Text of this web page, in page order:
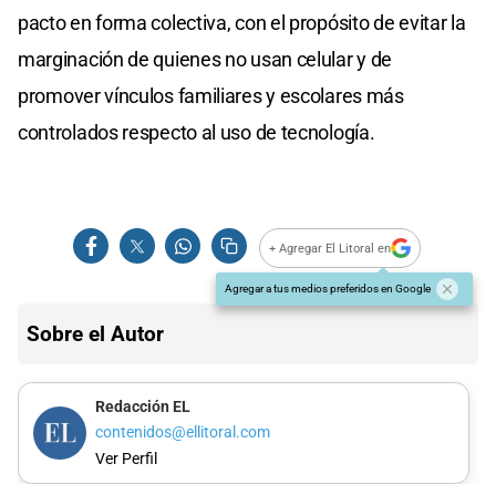
pacto en forma colectiva, con el propósito de evitar la
marginación de quienes no usan celular y de
promover vínculos familiares y escolares más
controlados respecto al uso de tecnología.
+ Agregar El Litoral en
Agregar a tus medios preferidos en Google
Sobre el Autor
Redacción EL
contenidos@ellitoral.com
Ver Perfil